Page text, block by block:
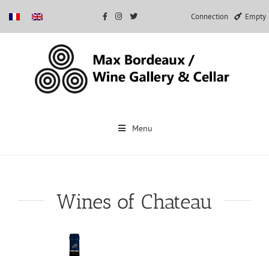
Connection Empty
Menu
Wines of Chateau